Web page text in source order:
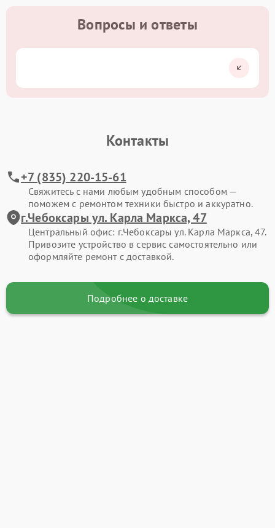
Вопросы и ответы
Контакты
+7 (835) 220-15-61
Свяжитесь с нами любым удобным способом —
поможем с ремонтом техники быстро и аккуратно.
г.Чебоксары ул. Карла Маркса, 47
Центральный офис: г.Чебоксары ул. Карла Маркса, 47.
Привозите устройство в сервис самостоятельно или
оформляйте ремонт с доставкой.
Подробнее о доставке